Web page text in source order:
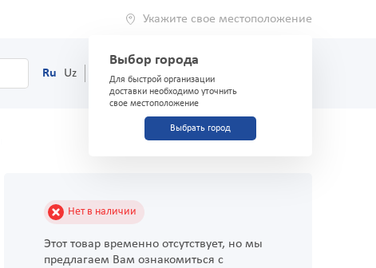
Укажите свое местоположение
Выбор города
Для быстрой организации
доставки необходимо уточнить
свое местоположение
Выбрать город
Ru Uz (71) 200-03-03
Нет в наличии
Этот товар временно отсутствует, но мы
предлагаем Вам ознакомиться с